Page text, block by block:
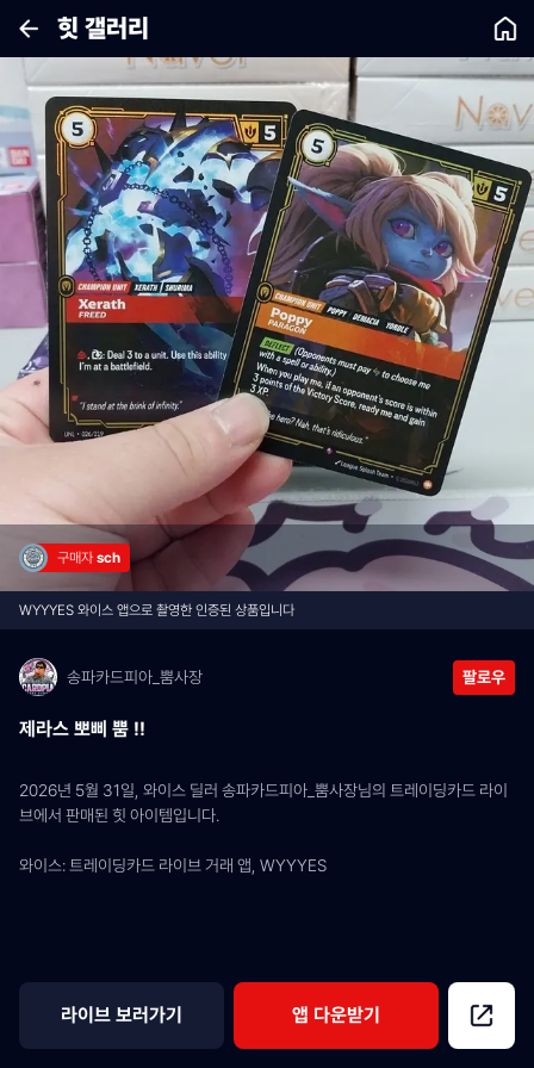
힛 갤러리
구매자 sch
WYYYES 와이스 앱으로 촬영한 인증된 상품입니다
송파카드피아_뿜사장 팔로우
제라스 뽀삐 뿜 !!
2026년 5월 31일, 와이스 딜러 송파카드피아_뿜사장님의 트레이딩카드 라이
브에서 판매된 힛 아이템입니다.
와이스: 트레이딩카드 라이브 거래 앱, WYYYES
라이브 보러가기 앱 다운받기